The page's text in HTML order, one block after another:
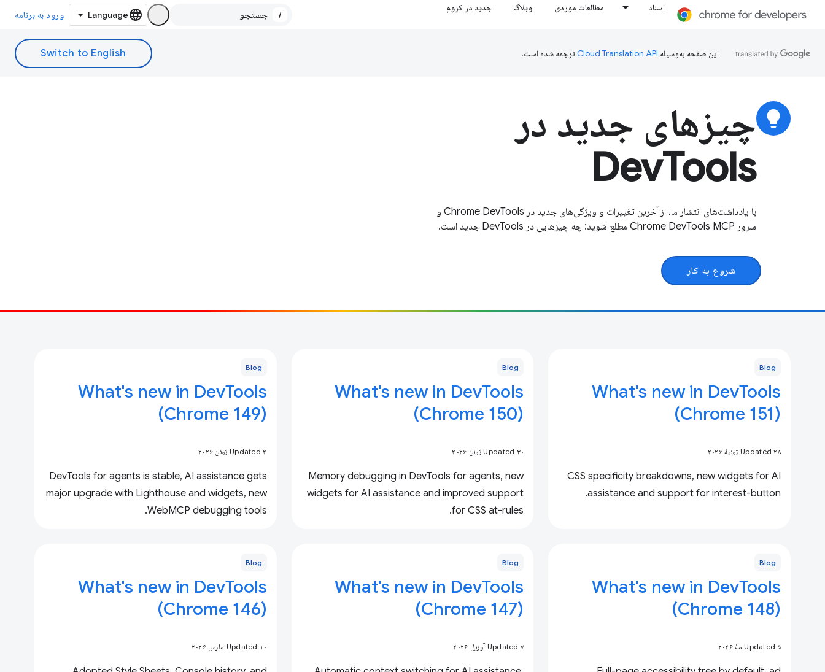
اسناد مطالعات موردی وبلاگ جدید در کروم
/ ورود به برنامه
این صفحه به‌وسیله ترجمه شده است.
lightbulb چیزهای جدید در
DevTools
با یادداشت‌های انتشار ما، از آخرین تغییرات و ویژگی‌های جدید در Chrome DevTools و
سرور Chrome DevTools MCP مطلع شوید: چه چیزهایی در DevTools جدید است.
شروع به کار
Blog
What's new in DevTools
(Chrome 151)
Updated ۲۸ ژوئیهٔ ۲۰۲۶
CSS specificity breakdowns, new widgets for AI
assistance and support for interest-button.
Blog
What's new in DevTools
(Chrome 150)
Updated ۳۰ ژوئن ۲۰۲۶
Memory debugging in DevTools for agents, new
widgets for AI assistance and improved support
for CSS at-rules.
Blog
What's new in DevTools
(Chrome 149)
Updated ۲ ژوئن ۲۰۲۶
DevTools for agents is stable, AI assistance gets
major upgrade with Lighthouse and widgets, new
WebMCP debugging tools.
Blog
What's new in DevTools
(Chrome 148)
Updated ۵ مهٔ ۲۰۲۶
Blog
What's new in DevTools
(Chrome 147)
Updated ۷ آوریل ۲۰۲۶
Blog
What's new in DevTools
(Chrome 146)
Updated ۱۰ مارس ۲۰۲۶